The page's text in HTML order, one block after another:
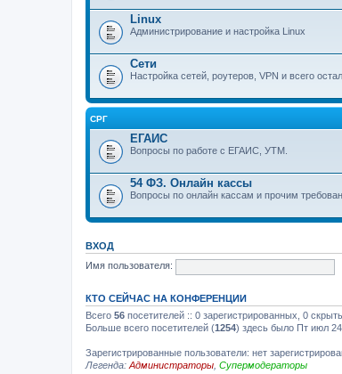
Linux
Администрирование и настройка Linux
Сети
Настройка сетей, роутеров, VPN и всего
СРГ
ЕГАИС
Вопросы по работе с ЕГАИС, УТМ.
54 ФЗ. Онлайн кассы
Вопросы по онлайн кассам и прочим
ВХОД
Имя пользователя:
КТО СЕЙЧАС НА КОНФЕРЕНЦИИ
Всего 56 посетителей :: 0 зарегистрированных, 0
Больше всего посетителей (1254) здесь было Пт июл
Зарегистрированные пользователи: нет
Легенда: Администраторы Супермодераторы